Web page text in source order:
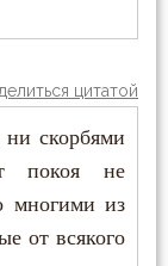
цитатой
скорбями
покоя не
многими из
от всякого